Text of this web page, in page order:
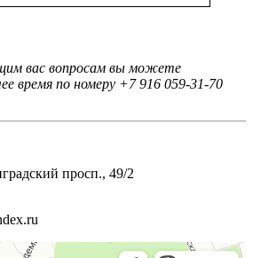
вас вопросам вы можете
время по номеру +7 916 059-31-70
просп., 49/2